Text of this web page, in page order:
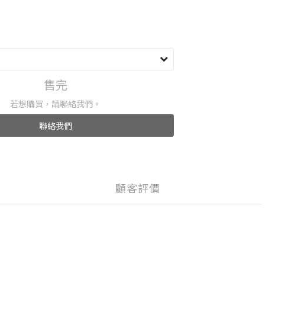
售完
若想購買，請聯絡我們。
聯絡我們
顧客評價